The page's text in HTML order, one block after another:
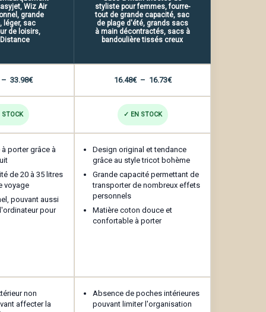
Wiz Air
grande
léger, sac
de loisirs,
styliste pour femmes, fourre-
tout de grande capacité, sac
de plage d'été, grands sacs
à main décontractés, sacs à
bandoulière tissés creux
– 33.98€Plage
de
à
16.48€ – 16.73€Plage
de
à
16.73€
✓ EN STOCK
porter grâce à
de 20 à 35 litres
voyage
pouvant aussi
pour
Design original et tendance
grâce au style tricot bohème
Grande capacité permettant de
transporter de nombreux effets
personnels
Matière coton douce et
confortable à porter
non
affecter la
Absence de poches intérieures
pouvant limiter l'organisation